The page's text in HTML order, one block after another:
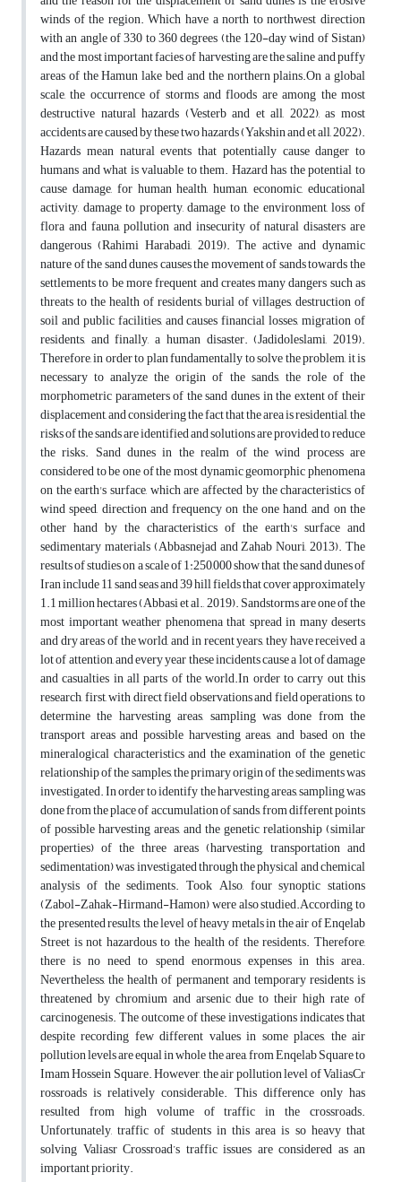
winds of the region. Which have a north to northwest direction
with an angle of 330 to 360 degrees (the 120-day wind of Sistan)
and the most important facies of harvesting are the saline and puffy
areas of the Hamun lake bed and the northern plains.On a global
scale, the occurrence of storms and floods are among the most
destructive natural hazards (Vesterb and et all, 2022), as most
accidents are caused by these two hazards (Yakshin and et all, 2022).
Hazards mean natural events that potentially cause danger to
humans and what is valuable to them. Hazard has the potential to
cause damage, for human health, human, economic, educational
activity, damage to property, damage to the environment, loss of
flora and fauna, pollution and insecurity of natural disasters are
dangerous (Rahimi Harabadi, 2019). The active and dynamic
nature of the sand dunes causes the movement of sands towards the
settlements to be more frequent and creates many dangers such as
threats to the health of residents, burial of villages, destruction of
soil and public facilities, and causes financial losses, migration of
residents, and finally, a human disaster. (Jadidoleslami, 2019).
Therefore, in order to plan fundamentally to solve the problem, it is
necessary to analyze the origin of the sands, the role of the
morphometric parameters of the sand dunes in the extent of their
displacement, and considering the fact that the area is residential, the
risks of the sands are identified and solutions are provided to reduce
the risks. Sand dunes in the realm of the wind process are
considered to be one of the most dynamic geomorphic phenomena
on the earth's surface, which are affected by the characteristics of
wind speed, direction and frequency on the one hand, and on the
other hand by the characteristics of the earth's surface and
sedimentary materials (Abbasnejad and Zahab Nouri, 2013). The
results of studies on a scale of 1:250,000 show that the sand dunes of
Iran include 11 sand seas and 39 hill fields that cover approximately
1.1 million hectares (Abbasi et al., 2019). Sandstorms are one of the
most important weather phenomena that spread in many deserts
and dry areas of the world, and in recent years, they have received a
lot of attention, and every year these incidents cause a lot of damage
and casualties in all parts of the world.In order to carry out this
research, first, with direct field observations and field operations, to
determine the harvesting areas, sampling was done from the
transport areas and possible harvesting areas, and based on the
mineralogical characteristics and the examination of the genetic
relationship of the samples, the primary origin of the sediments was
investigated. In order to identify the harvesting areas, sampling was
done from the place of accumulation of sands, from different points
of possible harvesting areas, and the genetic relationship (similar
properties) of the three areas (harvesting, transportation and
sedimentation) was investigated through the physical and chemical
analysis of the sediments. Took Also, four synoptic stations
(Zabol-Zahak-Hirmand-Hamon) were also studied.According to
the presented results, the level of heavy metals in the air of Enqelab
Street is not hazardous to the health of the residents. Therefore,
there is no need to spend enormous expenses in this area.
Nevertheless, the health of permanent and temporary residents is
threatened by chromium and arsenic due to their high rate of
carcinogenesis. The outcome of these investigations indicates that
despite recording few different values in some places, the air
pollution levels are equal in whole the area, from Enqelab Square to
Imam Hossein Square. However, the air pollution level of ValiasCr
rossroads is relatively considerable. This difference only has
resulted from high volume of traffic in the crossroads.
Unfortunately, traffic of students in this area is so heavy that
solving Valiasr Crossroad’s traffic issues are considered as an
important priority.